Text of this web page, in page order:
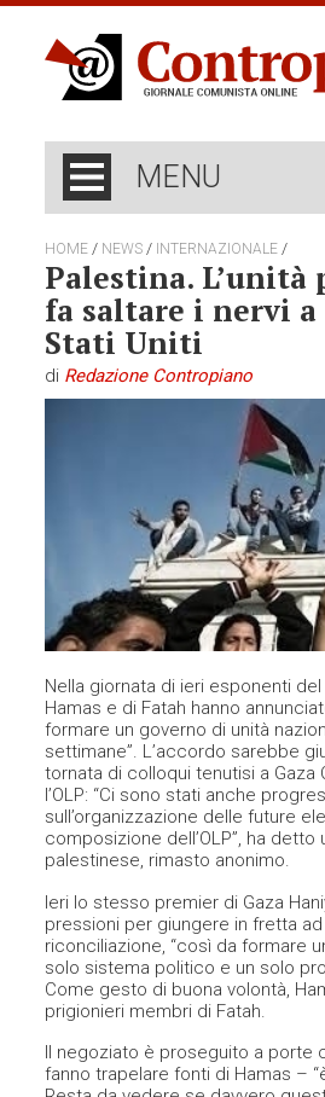
MENU
HOME / NEWS / INTERNAZIONALE /
Palestina. L’unità
fa saltare i nervi a
Stati Uniti
di Redazione Contropiano
Nella giornata di ieri esponenti
Hamas e di Fatah hanno
formare un governo di unità
settimane”. L’accordo sarebbe
tornata di colloqui tenutisi a Gaza
l’OLP: “Ci sono stati anche
sull’organizzazione delle future
composizione dell’OLP”, ha detto
palestinese, rimasto anonimo.
Ieri lo stesso premier di Gaza
pressioni per giungere in fretta
riconciliazione, “così da formare
solo sistema politico e un solo
Come gesto di buona volontà,
prigionieri membri di Fatah.
Il negoziato è proseguito a porte
fanno trapelare fonti di Hamas –